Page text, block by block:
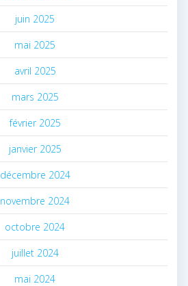
juin 2025
mai 2025
avril 2025
mars 2025
février 2025
janvier 2025
décembre 2024
novembre 2024
octobre 2024
juillet 2024
mai 2024